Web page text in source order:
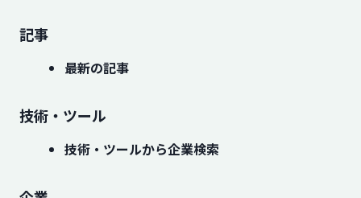
記事
最新の記事
技術・ツール
技術・ツールから企業検索